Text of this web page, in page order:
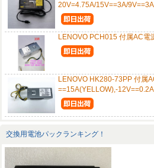
20V=4.75A/15V==3A/
LENOVO PCH015 付属AC電
LENOVO HK280-73PP 付属
==15A(YELLOW),-
交換用電池パックランキング！